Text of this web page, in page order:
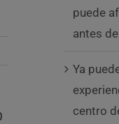
puede
antes
Ya
centro